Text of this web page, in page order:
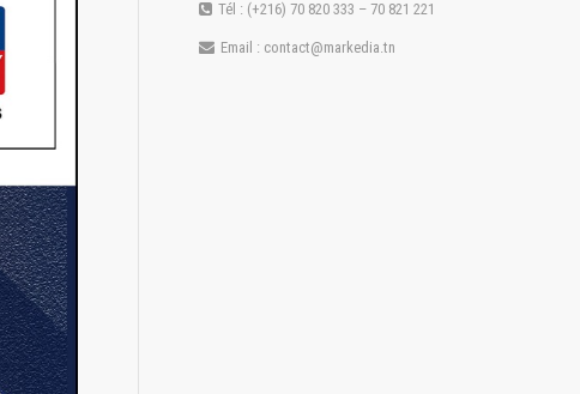
Tél : (+216) 70 820 333 – 70 821 221
Email : contact@markedia.tn